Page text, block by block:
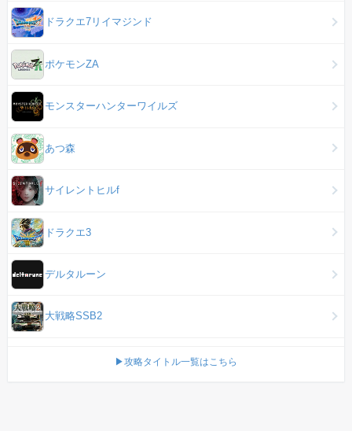
ドラクエ7リイマジンド
ポケモンZA
モンスターハンターワイルズ
あつ森
サイレントヒルf
ドラクエ3
デルタルーン
大戦略SSB2
▶攻略タイトル一覧はこちら